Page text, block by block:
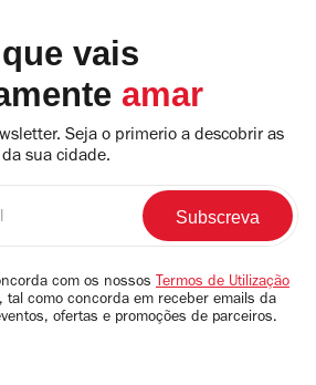
vais
amar
Seja o primerio a descobrir as
sua cidade.
com os nossos Termos de Utilização
, tal como concorda em receber emails da
ofertas e promoções de parceiros.